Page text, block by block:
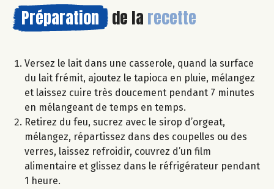
Préparation de la recette
Versez le lait dans une casserole, quand la surface
du lait frémit, ajoutez le tapioca en pluie, mélangez
et laissez cuire très doucement pendant 7 minutes
en mélangeant de temps en temps.
Retirez du feu, sucrez avec le sirop d’orgeat,
mélangez, répartissez dans des coupelles ou des
verres, laissez refroidir, couvrez d’un film
alimentaire et glissez dans le réfrigérateur pendant
1 heure.